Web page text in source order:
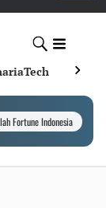
Tech
Fortune Indonesia